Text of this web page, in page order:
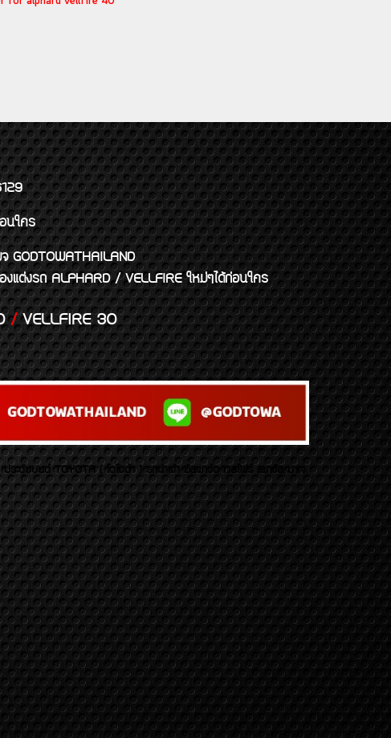
นใคร
GODTOWATHAILAND
งแต่งรถ ALPHARD / VELLFIRE ใหม่ๆได้ก่อนใคร
/VELLFIRE 30
ะดับยนต์ TOYOTA ( โตโยต้า ) รถนำเข้า อัลพาร์ด เวลไฟร์ เลกซัส มาเจ